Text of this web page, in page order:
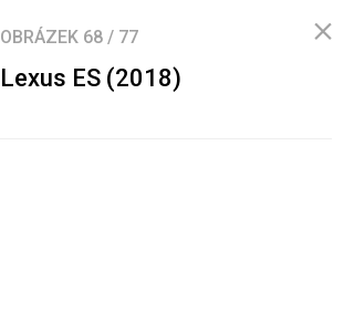
OBRÁZEK 68 / 77
Lexus ES (2018)